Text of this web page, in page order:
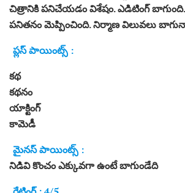
చిత్రానికి పనిచేయడం విశేషం. ఎడిటింగ్
పనితనం మెప్పించింది. నిర్మాణ విలువలు
ప్లస్ పాయింట్స్ :
కథ
కథనం
యాక్టింగ్
కామెడీ
మైనస్ పాయింట్స్ :
నిడివి కొంచం ఎక్కువగా ఉంటే బాగుండేది